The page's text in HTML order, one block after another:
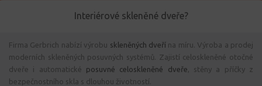
Interiérové skleněné dveře?
Firma Gerbrich nabízí výrobu skleněných dveří na míru. Výroba a prodej
moderních skleněných posuvných systémů. Zajistí celoskleněné otočné
dveře i automatické posuvné celoskleněné dveře, stěny a příčky z
bezpečnostního skla s dlouhou životností.